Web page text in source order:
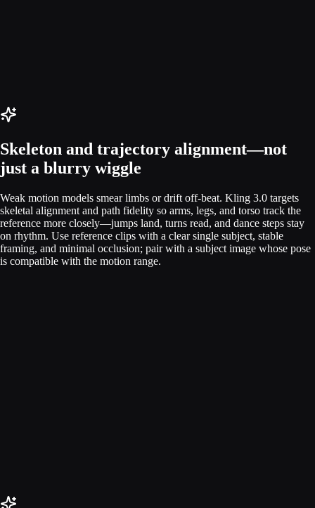
Skeleton and trajectory alignment—not
just a blurry wiggle
Weak motion models smear limbs or drift off-beat. Kling 3.0 targets
skeletal alignment and path fidelity so arms, legs, and torso track the
reference more closely—jumps land, turns read, and dance steps stay
on rhythm. Use reference clips with a clear single subject, stable
framing, and minimal occlusion; pair with a subject image whose pose
is compatible with the motion range.